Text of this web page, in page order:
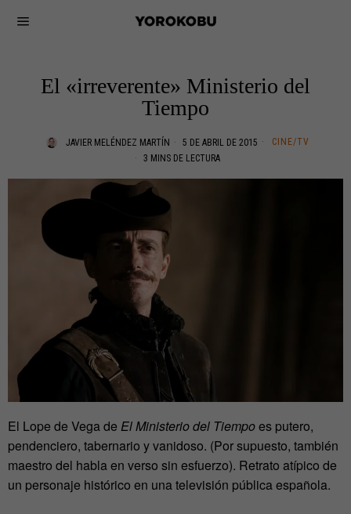
El «irreverente» Ministerio del
Tiempo
JAVIER MELÉNDEZ MARTÍN 5 DE ABRIL DE 2015
CINE/TV
3 MINS DE LECTURA
El Lope de Vega de El Ministerio del Tiempoes putero,
pendenciero, tabernario y vanidoso. (Por supuesto, también
maestro del habla en verso sin esfuerzo). Retrato atípico de
un personaje histórico en una televisión pública española.